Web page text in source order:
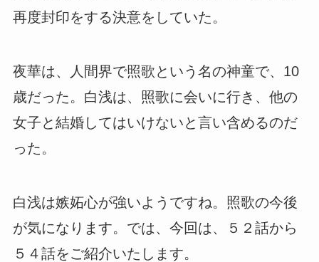
再度封印をする決意をしていた。
夜華は、人間界で照歌という名の神童で、10
歳だった。白浅は、照歌に会いに行き、他の
女子と結婚してはいけないと言い含めるのだ
った。
白浅は嫉妬心が強いようですね。照歌の今後
が気になります。では、今回は、５２話から
５４話をご紹介いたします。